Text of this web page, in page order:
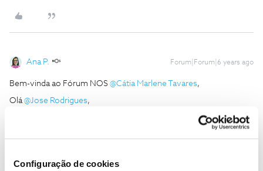
Configuração de cookies
Ana P. Forum|Forum|6 years ago
Bem-vinda ao Fórum NOS @Cátia Marlene Tavares,
Olá@Jose Rodrigues,
, pedimos que nos detalhe melhor o que
acontece com as gravações para a conseguirmos ajudar, por
Obrigada